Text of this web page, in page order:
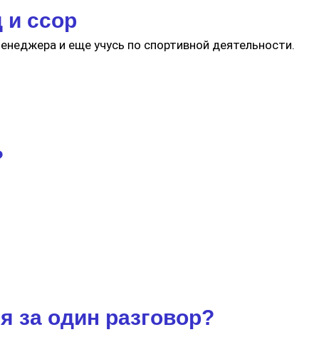
и ссор
и еще учусь по спортивной деятельности.
за один разговор?